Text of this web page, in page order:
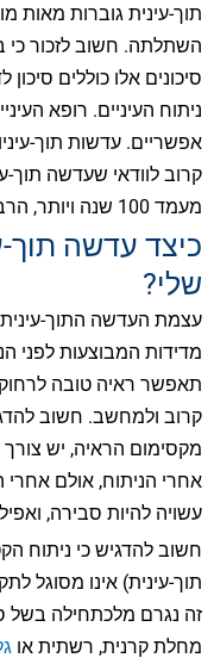
תוך-עינית גוברות מאות
השתלתה. חשוב לזכור כי
סיכונים אלו כוללים
ניתוח העיניים. רופא
אפשריים. עדשות תוך-
קרוב לוודאי שעדשה
מעמד 100 שנה ויותר, הרבה יותר מהאדם שבו הושתלה…
כיצד עדשה
שלי?
עצמת העדשה התוך-עינית
מדידות המבוצעות לפני
תאפשר ראיה טובה
קרוב ולמחשב. חשוב
מקסימום הראיה, יש
אחרי הניתוח, אולם
עשויה להיות סבירה,
חשוב להדגיש כי ניתוח
תוך-עינית) אינו מסוגל
זה נגרם מלכתחילה בשל
מחלת קרנית, רשתית או